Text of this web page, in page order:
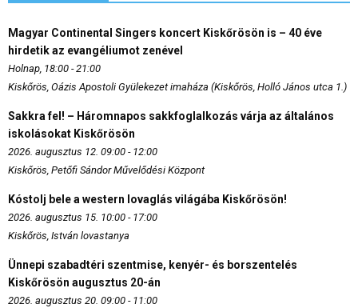
Magyar Continental Singers koncert Kiskőrösön is – 40 éve
hirdetik az evangéliumot zenével
Holnap, 18:00 - 21:00
Kiskőrös, Oázis Apostoli Gyülekezet imaháza (Kiskőrös, Holló János utca 1.)
Sakkra fel! – Háromnapos sakkfoglalkozás várja az általános
iskolásokat Kiskőrösön
2026. augusztus 12. 09:00 - 12:00
Kiskőrös, Petőfi Sándor Művelődési Központ
Kóstolj bele a western lovaglás világába Kiskőrösön!
2026. augusztus 15. 10:00 - 17:00
Kiskőrös, István lovastanya
Ünnepi szabadtéri szentmise, kenyér- és borszentelés
Kiskőrösön augusztus 20-án
2026. augusztus 20. 09:00 - 11:00